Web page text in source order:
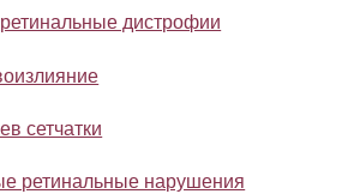
дистрофии
сетчатки
ретинальные нарушения